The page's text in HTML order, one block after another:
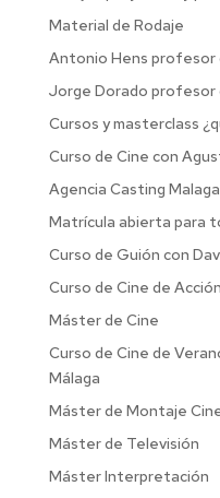
Material de Rodaje
Antonio Hens profesor
Jorge Dorado profesor
Cursos y masterclass
Curso de Cine con
Agencia Casting
Matrícula abierta para
Curso de Guión con
Curso de Cine de
Máster de Cine
Curso de Cine de
Málaga
Máster de Montaje
Máster de Televisión
Máster Interpretación